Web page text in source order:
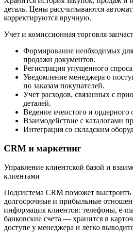
деталь. Цены рассчитываются
корректируются вручную.
Учет и комиссионная торговля
Формирование необходимых
продажи документов.
Регистрация упущенного спроса
Уведомление менеджера о
по заказам покупателей.
Учет расходов, связанных с
деталей.
Ведение ячеистого и ордерного
Взаимодействие с каталогами
Интеграция со складским
CRM и маркетинг
Управление клиентской базой и
клиентами
Подсистема CRM поможет выстроить
долгосрочные и прибыльные
информация клиентов: телефоны, e-
банковские счета — хранится в
доступе у менеджера и легко